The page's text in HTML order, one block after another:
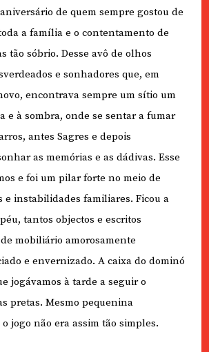
de quem sempre gostou de
a família e o contentamento de
tão sóbrio. Desse avô de olhos
e sonhadores que, em
encontrava sempre um sítio um
e à sombra, onde se sentar a fumar
antes Sagres e depois
as memórias e as dádivas. Esse
e foi um pilar forte no meio de
e instabilidades familiares. Ficou a
tantos objectos e escritos
mobiliário amorosamente
e envernizado. A caixa do dominó
jogávamos à tarde a seguir o
pretas. Mesmo pequenina
jogo não era assim tão simples.